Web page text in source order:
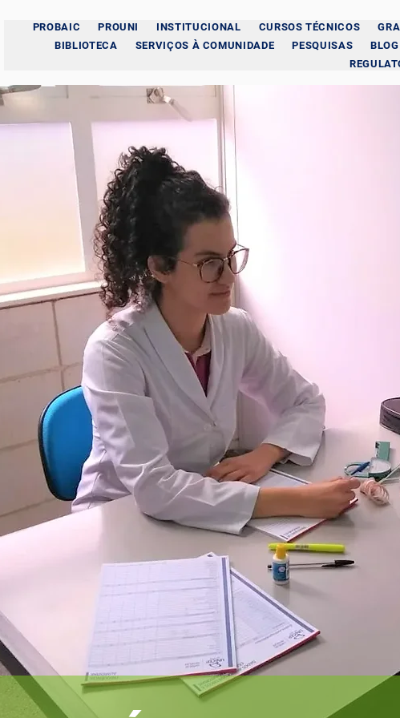
PROBAIC PROUNI INSTITUCIONAL CURSOS TÉCNICOS
BIBLIOTECA
SERVIÇOS À COMUNIDADE PESQUISAS BLOG